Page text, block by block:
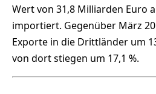
Wert von 31,8 Milliarden Euro
importiert. Gegenüber März
Exporte in die Drittländer um
von dort stiegen um 17,1 %.